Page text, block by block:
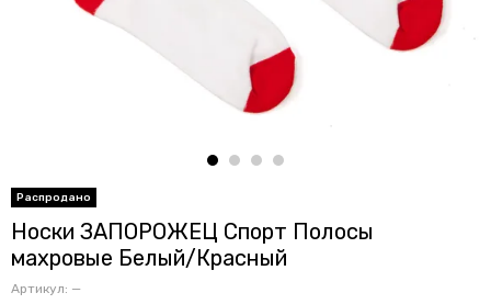
Носки ЗАПОРОЖЕЦ Спорт Полосы
махровые Белый/Красный
Артикул: —